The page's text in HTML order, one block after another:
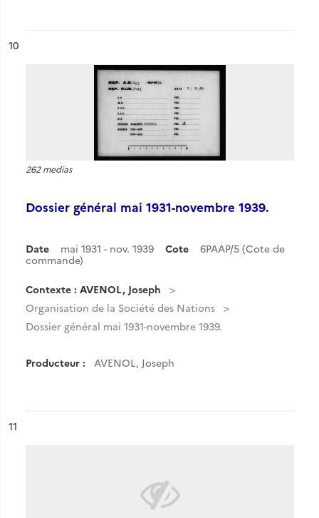
n°
10
262 medias
Dossier général mai 1931-novembre 1939.
Date mai 1931 - nov. 1939 Cote
6PAAP/5 (Cote de
commande)
Contexte : AVENOL, Joseph
Organisation de la Société des Nations
Dossier général mai 1931-novembre 1939.
Producteur : AVENOL, Joseph
n°
11